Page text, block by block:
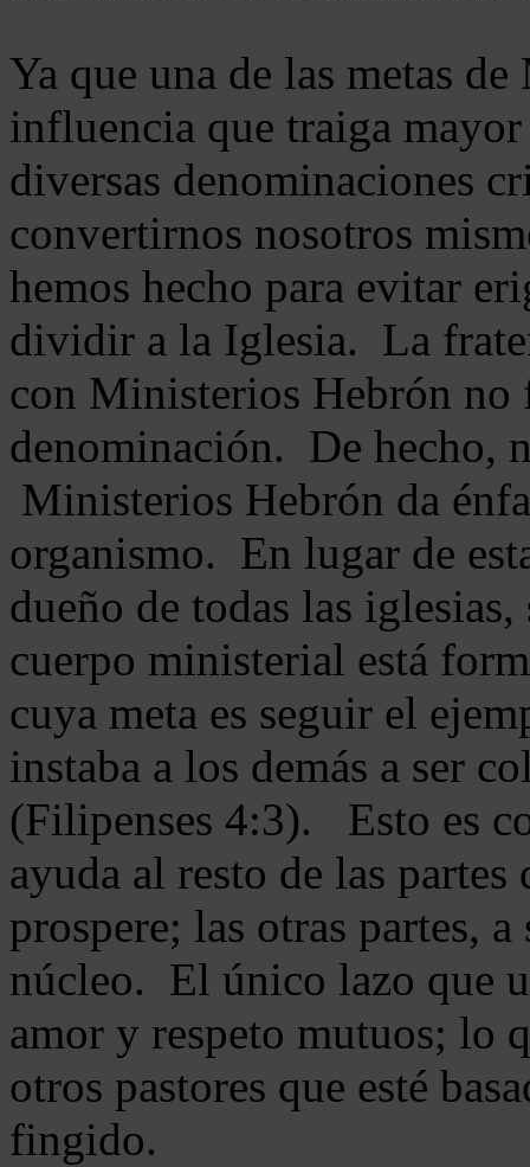
Ya que una de las metas
influencia que traiga
diversas denominaciones
convertirnos nosotros
hemos hecho para evitar
dividir a la Iglesia. La
con Ministerios Hebrón no
denominación. De hecho,
Ministerios Hebrón da
organismo. En lugar de
dueño de todas las
cuerpo ministerial está
cuya meta es seguir el
instaba a los demás a ser
(Filipenses 4:3). Esto es
ayuda al resto de las
prospere; las otras partes,
núcleo. El único lazo que
amor y respeto mutuos; lo
otros pastores que esté
fingido.